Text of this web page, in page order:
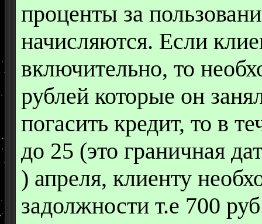
проценты за
начисляются. Если
включительно, то
рублей которые он
погасить кредит, то в
до 25 (это граничная
) апреля, клиенту
задолжности т.е 700